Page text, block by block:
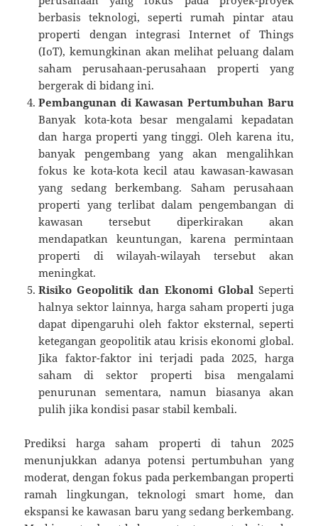
berbasis teknologi, seperti rumah pintar atau
properti dengan integrasi Internet of Things
(IoT), kemungkinan akan melihat peluang dalam
saham perusahaan-perusahaan properti yang
bergerak di bidang ini.
Pembangunan di Kawasan Pertumbuhan Baru
Banyak kota-kota besar mengalami kepadatan
dan harga properti yang tinggi. Oleh karena itu,
banyak pengembang yang akan mengalihkan
fokus ke kota-kota kecil atau kawasan-kawasan
yang sedang berkembang. Saham perusahaan
properti yang terlibat dalam pengembangan di
kawasan tersebut diperkirakan akan
mendapatkan keuntungan, karena permintaan
properti di wilayah-wilayah tersebut akan
meningkat.
Risiko Geopolitik dan Ekonomi Global Seperti
halnya sektor lainnya, harga saham properti juga
dapat dipengaruhi oleh faktor eksternal, seperti
ketegangan geopolitik atau krisis ekonomi global.
Jika faktor-faktor ini terjadi pada 2025, harga
saham di sektor properti bisa mengalami
penurunan sementara, namun biasanya akan
pulih jika kondisi pasar stabil kembali.
Prediksi harga saham properti di tahun 2025
menunjukkan adanya potensi pertumbuhan yang
moderat, dengan fokus pada perkembangan properti
ramah lingkungan, teknologi smart home, dan
ekspansi ke kawasan baru yang sedang berkembang.